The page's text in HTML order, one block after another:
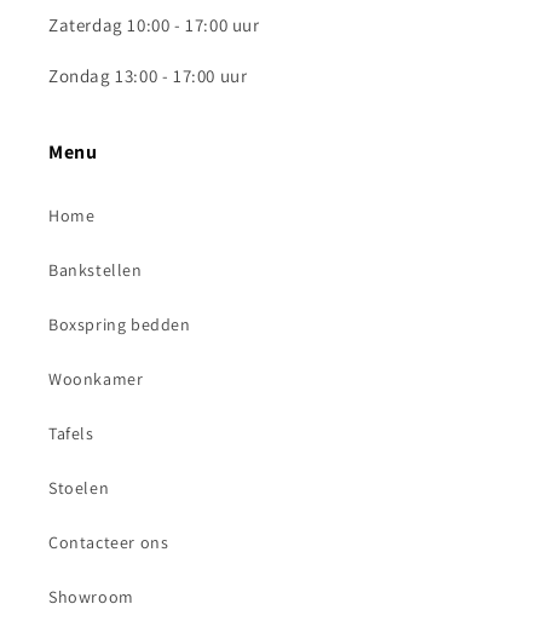
Zaterdag 10:00 - 17:00 uur
Zondag 13:00 - 17:00 uur
Menu
Home
Bankstellen
Boxspring bedden
Woonkamer
Tafels
Stoelen
Contacteer ons
Showroom